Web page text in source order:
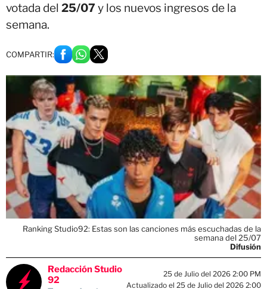
votada del 25/07 y los nuevos ingresos de la
semana.
COMPARTIR:
Ranking Studio92: Estas son las canciones más escuchadas de la
semana del 25/07
Difusión
Redacción Studio
92
25 de Julio del 2026 2:00 PM
Actualizado el 25 de Julio del 2026 2:00